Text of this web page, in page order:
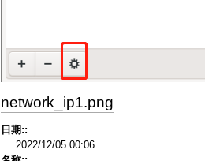
network_ip1.png
日期::
2022/12/05 00:06